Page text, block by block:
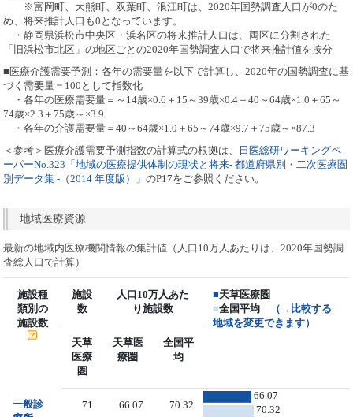
※富岡町、大熊町、双葉町、浪江町は、2020年国勢調査人口が0のた
め、将来推計人口も0となっています。
・静岡県浜松市中央区・浜名区の将来推計人口は、両区に分割された
「旧浜松市北区」の地区ごとの2020年国勢調査人口で将来推計値を按分
■医療介護需要予測：各年の需要量を以下で計算し、2020年の国勢調査に基
づく需要量＝100として指数化
・各年の医療需要量＝～14歳×0.6＋15～39歳×0.4＋40～64歳×1.0＋65～
74歳×2.3＋75歳～×3.9
・各年の介護需要量＝40～64歳×1.0＋65～74歳×9.7＋75歳～×87.3
＜参考＞医療介護需要予測指数の計算式の根拠は、
日医総研ワーキングペ
ーパーNo.323「地域の医療提供体制の現状と将来- 都道府県別・二次医療圏
別データ集 -（2014 年度版）」のP17をご参照ください。
地域医療資源
最新の地域内医療機関情報の集計値（人口10万人あたりは、2020年国勢調
査総人口で計算）
施設種
類別の
施設数
施設
数
人口10万人あた
り施設数
■天草医療圏
■全国平均
（→比較する
地域を変更できます）
天草
医療
圏
天草医
療圏
全国平
均
一般診
71 66.07 70.32
66.07
70.32